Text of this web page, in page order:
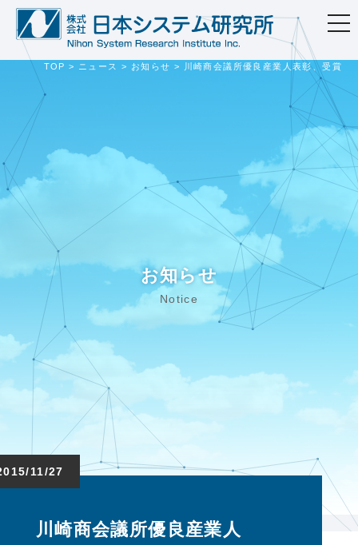
TOP > ニュース > お知らせ > 川崎商会議所優良産業人表彰、受賞
お知らせ
Notice
11/27
川崎商会議所優良産業人